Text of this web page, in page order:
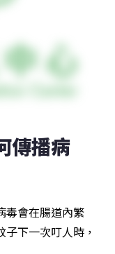
傳播病
毒會在腸道內繁
下一次叮人時，